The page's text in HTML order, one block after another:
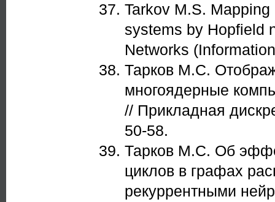
Tarkov M.S.
systems by Hopfield
Networks
Тарков М.С.
многоядерные
// Прикладная
50-58.
Тарков М.С. Об
циклов в графах
рекуррентными